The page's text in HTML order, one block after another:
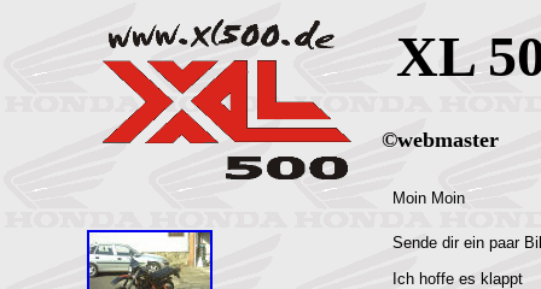
XL
©webmaster
Moin Moin
Sende dir ein paar
Ich hoffe es klappt